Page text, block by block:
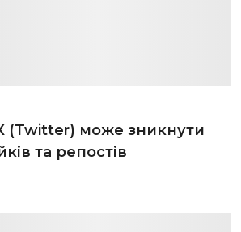
(Twitter) може зникнути
та репостів